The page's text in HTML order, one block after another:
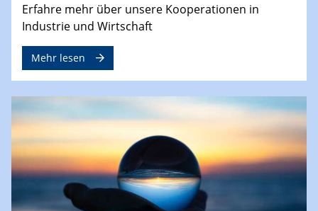
Erfahre mehr über unsere Kooperationen in
Industrie und Wirtschaft
Mehr lesen